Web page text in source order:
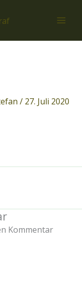
/ 27. Juli 2020
Kommentar